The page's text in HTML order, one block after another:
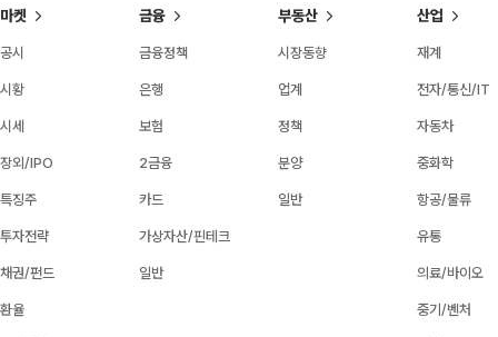
마켓
공시
시황
시세
장외/IPO
특징주
투자전략
채권/펀드
환율
금융
금융정책
은행
보험
2금융
카드
가상자산/핀테크
일반
부동산
시장동향
업계
정책
분양
일반
산업
재계
전자/통신/IT
자동차
중화학
항공/물류
유통
의료/바이오
중기/벤처